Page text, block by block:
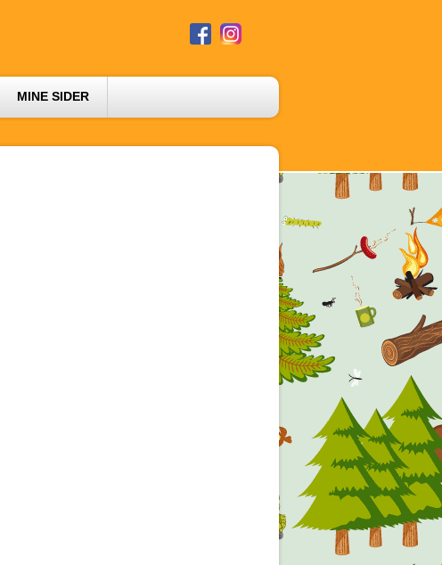
MINE SIDER